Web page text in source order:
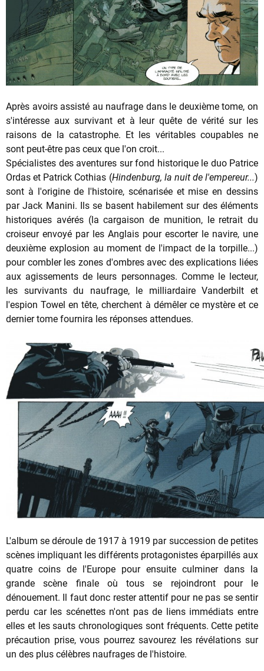
Après avoirs assisté au naufrage dans le deuxième tome, on
s'intéresse aux survivant et à leur quête de vérité sur les
raisons de la catastrophe. Et les véritables coupables ne
sont peut-être pas ceux que l'on croit...
Spécialistes des aventures sur fond historique le duo Patrice
Ordas et Patrick Cothias (Hindenburg, la nuit de l'empereur...)
sont à l'origine de l'histoire, scénarisée et mise en dessins
par Jack Manini. Ils se basent habilement sur des éléments
historiques avérés (la cargaison de munition, le retrait du
croiseur envoyé par les Anglais pour escorter le navire, une
deuxième explosion au moment de l'impact de la torpille...)
pour combler les zones d'ombres avec des explications liées
aux agissements de leurs personnages. Comme le lecteur,
les survivants du naufrage, le milliardaire Vanderbilt et
l'espion Towel en tête, cherchent à démêler ce mystère et ce
dernier tome fournira les réponses attendues.
L'album se déroule de 1917 à 1919 par succession de petites
scènes impliquant les différents protagonistes éparpillés aux
quatre coins de l'Europe pour ensuite culminer dans la
grande scène finale où tous se rejoindront pour le
dénouement. Il faut donc rester attentif pour ne pas se sentir
perdu car les scénettes n'ont pas de liens immédiats entre
elles et les sauts chronologiques sont fréquents. Cette petite
précaution prise, vous pourrez savourez les révélations sur
un des plus célèbres naufrages de l'histoire.